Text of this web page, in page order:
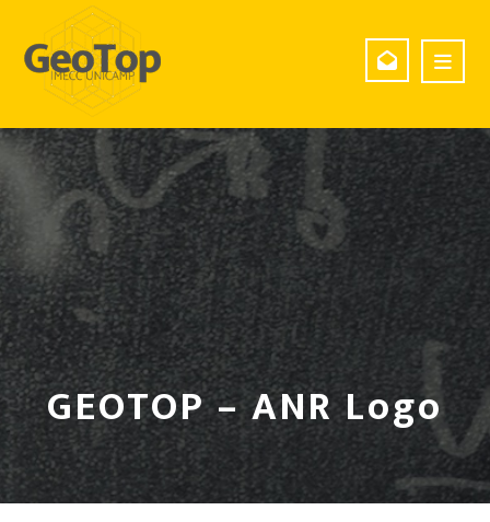
GEOTOP – ANR Logo